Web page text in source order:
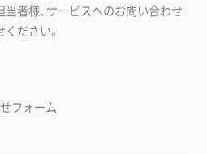
者様、サービスへのお問い合わせ
ださい。
フォーム